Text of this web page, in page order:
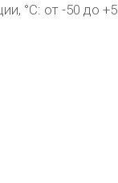
°C: от -50 до